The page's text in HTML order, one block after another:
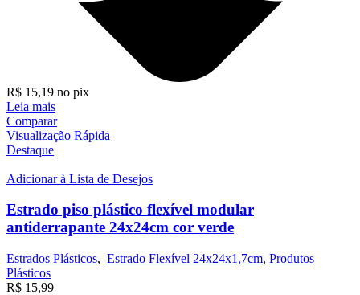
R$ 15,19 no pix
Leia mais
Comparar
Visualização Rápida
Destaque
Adicionar à Lista de Desejos
Estrado piso plástico flexível modular
antiderrapante 24x24cm cor verde
Estrados Plásticos, Estrado Flexível 24x24x1,7cm, Produtos
Plásticos
R$ 15,99